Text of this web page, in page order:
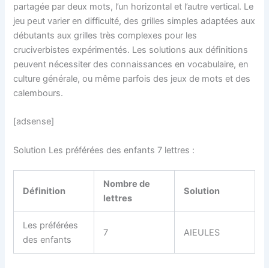
partagée par deux mots, l’un horizontal et l’autre vertical. Le
jeu peut varier en difficulté, des grilles simples adaptées aux
débutants aux grilles très complexes pour les
cruciverbistes expérimentés. Les solutions aux définitions
peuvent nécessiter des connaissances en vocabulaire, en
culture générale, ou même parfois des jeux de mots et des
calembours.
[adsense]
Solution Les préférées des enfants 7 lettres :
Définition
Nombre de
lettres
Solution
Les préférées
des enfants
7 AIEULES